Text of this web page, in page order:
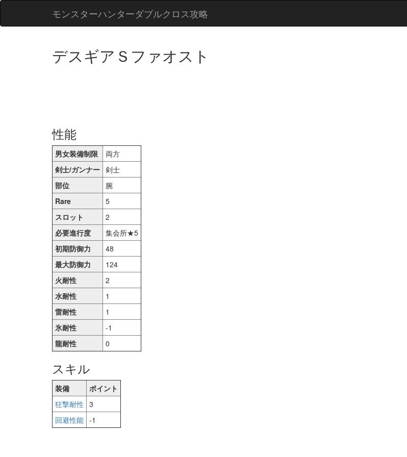
モンスターハンターダブルクロス攻略
デスギアＳファオスト
性能
男女装備制限
両方
剣士/ガンナー 剣士
部位
腕
Rare
5
スロット
2
必要進行度
集会所★5
初期防御力
48
最大防御力
124
火耐性
2
水耐性
1
雷耐性
1
氷耐性
-1
龍耐性
0
スキル
装備
ポイント
狂撃耐性 3
回避性能 -1